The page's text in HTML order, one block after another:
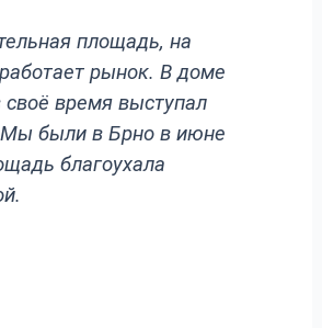
площадь, на
рынок. В доме
своё время выступал
были в Брно в июне
благоухала